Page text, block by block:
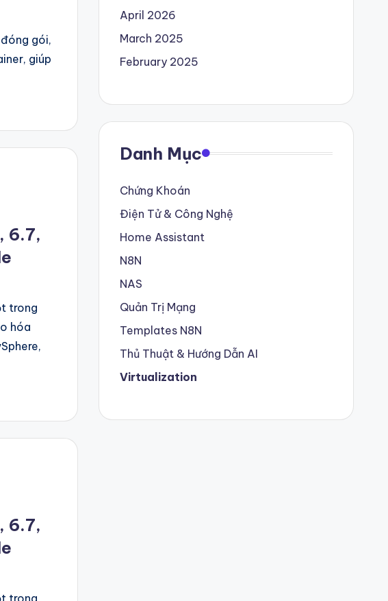
gói,
giúp
6.7,
trong
hóa
6.7,
trong
April 2026
March 2025
February 2025
Danh Mục
Chứng Khoán
Điện Tử & Công Nghệ
Home Assistant
N8N
NAS
Quản Trị Mạng
Templates N8N
Thủ Thuật & Hướng Dẫn AI
Virtualization